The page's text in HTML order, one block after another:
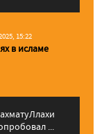
15:22
в исламе
...